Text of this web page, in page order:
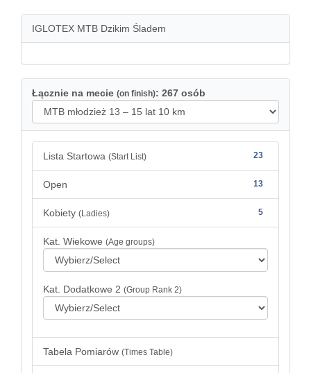
IGLOTEX MTB Dzikim Śladem
Łącznie na mecie (on finish): 267 osób
Lista Startowa (Start List) 23
Open 13
Kobiety (Ladies) 5
Kat. Wiekowe (Age groups)
Kat. Dodatkowe 2 (Group Rank 2)
Tabela Pomiarów (Times Table)